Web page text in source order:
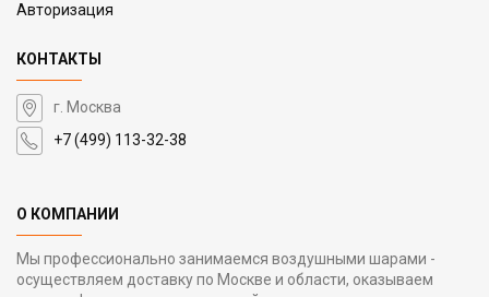
Авторизация
КОНТАКТЫ
г. Москва
+7 (499) 113-32-38
О КОМПАНИИ
Мы профессионально занимаемся воздушными шарами -
осуществляем доставку по Москве и области, оказываем